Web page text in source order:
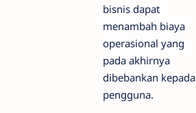
bisnis dapat
menambah biaya
operasional yang
pada akhirnya
dibebankan kepada
pengguna.